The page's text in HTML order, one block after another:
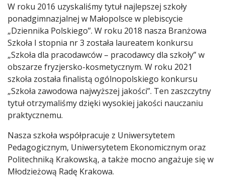
W roku 2016 uzyskaliśmy tytuł najlepszej szkoły
ponadgimnazjalnej w Małopolsce w plebiscycie
„Dziennika Polskiego”. W roku 2018 nasza Branżowa
Szkoła I stopnia nr 3 została laureatem konkursu
„Szkoła dla pracodawców – pracodawcy dla szkoły” w
obszarze fryzjersko-kosmetycznym. W roku 2021
szkoła została finalistą ogólnopolskiego konkursu
„Szkoła zawodowa najwyższej jakości”. Ten zaszczytny
tytuł otrzymaliśmy dzięki wysokiej jakości nauczaniu
praktycznemu.
Nasza szkoła współpracuje z Uniwersytetem
Pedagogicznym, Uniwersytetem Ekonomicznym oraz
Politechniką Krakowską, a także mocno angażuje się w
Młodzieżową Radę Krakowa.